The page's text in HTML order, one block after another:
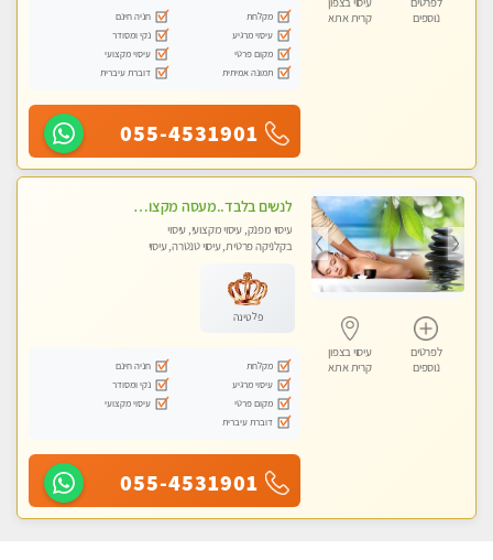
נוספים
קרית אתא
מקלחת
חניה חינם
עיסוי מרגיע
נקי ומסודר
מקום פרטי
עיסוי מקצועי
תמונה אמיתית
דוברת עיברית
055-4531901
לפרטים
נוספים
עיסוי בצפון
קרית אתא
לנשים בלבד..מעסה מקצועי לנשים בלבד
עיסוי מפנק, עיסוי מקצועי, עיסוי
בקלניקה פרטית, עיסוי טנטרה, עיסוי
פלטינה
מקלחת
חניה חינם
עיסוי מרגיע
נקי ומסודר
מקום פרטי
עיסוי מקצועי
דוברת עיברית
055-4531901